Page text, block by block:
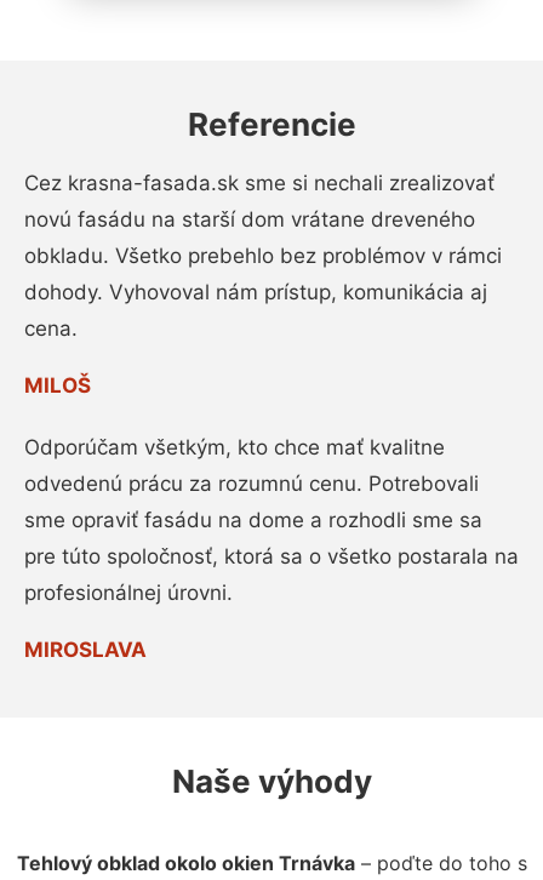
Referencie
Cez krasna-fasada.sk sme si nechali zrealizovať
novú fasádu na starší dom vrátane dreveného
obkladu. Všetko prebehlo bez problémov v rámci
dohody. Vyhovoval nám prístup, komunikácia aj
cena.
MILOŠ
Odporúčam všetkým, kto chce mať kvalitne
odvedenú prácu za rozumnú cenu. Potrebovali
sme opraviť fasádu na dome a rozhodli sme sa
pre túto spoločnosť, ktorá sa o všetko postarala na
profesionálnej úrovni.
MIROSLAVA
Naše výhody
Tehlový obklad okolo okien Trnávka– poďte do toho s